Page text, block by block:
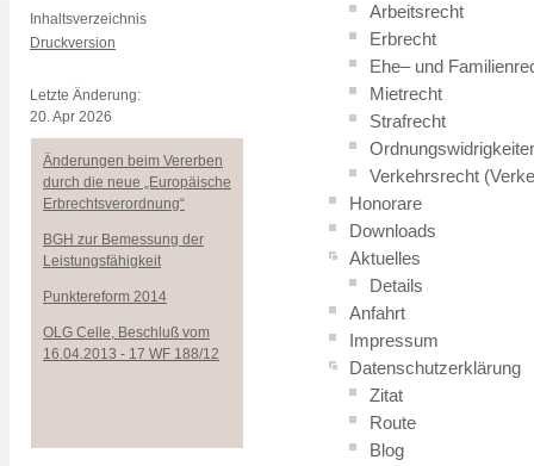
Inhaltsverzeichnis
Druckversion
Letzte Änderung:
20. Apr 2026
Änderungen beim Vererben
durch die neue „Europäische
Erbrechtsverordnung“
BGH zur Bemessung der
Leistungsfähigkeit
Punktereform 2014
OLG Celle, Beschluß vom
16.04.2013 - 17 WF 188/12
Arbeitsrecht
Erbrecht
Ehe– und
Mietrecht
Strafrecht
Verkehrsrecht
Honorare
Downloads
Aktuelles
Details
Anfahrt
Impressum
Datenschutzerklärung
Zitat
Route
Blog